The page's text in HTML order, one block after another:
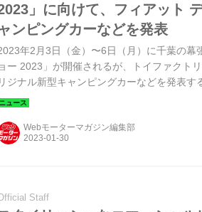
」に向けて、フィアット
ャンピングカーなどを発表
年2月3日（金）〜6日（月）に千葉の
ョー 2023」が開催されるが、トイファクト
リジナル新型キャンピングカーなどを発表す
Webモーターマガジン編集部
Staff